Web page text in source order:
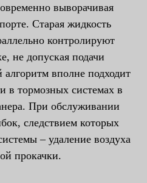
выворачивая
Старая жидкость
контролируют
не допуская подачи
алгоритм вполне подходит
в тормозных системах в
При обслуживании
следствием которых
– удаление воздуха
прокачки.